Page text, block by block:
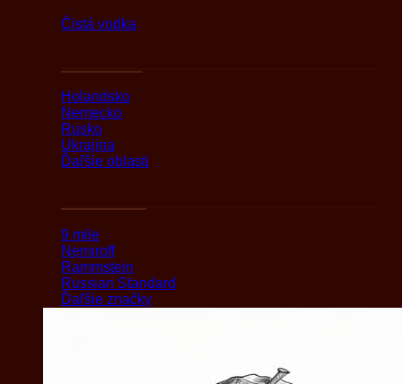
Čistá vodka
Holandsko
Nemecko
Rusko
Ukrajina
Ďaľšie oblasti
9 mile
Nemiroff
Rammstein
Russian Standard
Ďaľšie značky